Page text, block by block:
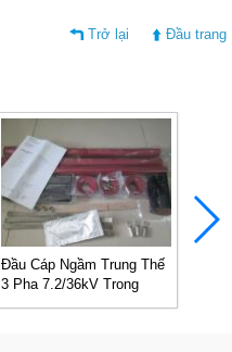
Trở lại Đầu trang
Đầu Cáp Ngầm Trung Thế
3 Pha 7.2/36kV Trong